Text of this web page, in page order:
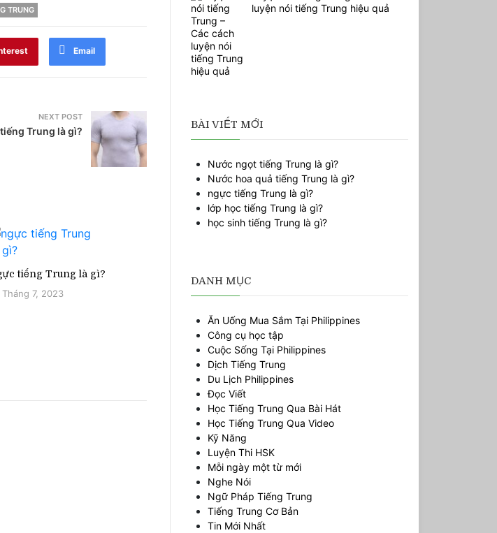
TRUNG
Email
NEXT POST
Trung là gì?
tiếng Trung là gì?
Tháng 7, 2023
luyện nói tiếng Trung hiệu quả
BÀI VIẾT MỚI
Nước ngọt tiếng Trung là gì?
Nước hoa quả tiếng Trung là gì?
ngực tiếng Trung là gì?
lớp học tiếng Trung là gì?
học sinh tiếng Trung là gì?
DANH MỤC
Ăn Uống Mua Sắm Tại Philippines
Công cụ học tập
Cuộc Sống Tại Philippines
Dịch Tiếng Trung
Du Lịch Philippines
Đọc Viết
Học Tiếng Trung Qua Bài Hát
Học Tiếng Trung Qua Video
Kỹ Năng
Luyện Thi HSK
Mỗi ngày một từ mới
Nghe Nói
Ngữ Pháp Tiếng Trung
Tiếng Trung Cơ Bản
Tin Mới Nhất